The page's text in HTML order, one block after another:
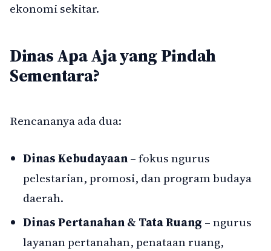
ekonomi sekitar.
Dinas Apa Aja yang Pindah
Sementara?
Rencananya ada dua:
Dinas Kebudayaan– fokus ngurus
pelestarian, promosi, dan program budaya
daerah.
Dinas Pertanahan & Tata Ruang – ngurus
layanan pertanahan, penataan ruang,